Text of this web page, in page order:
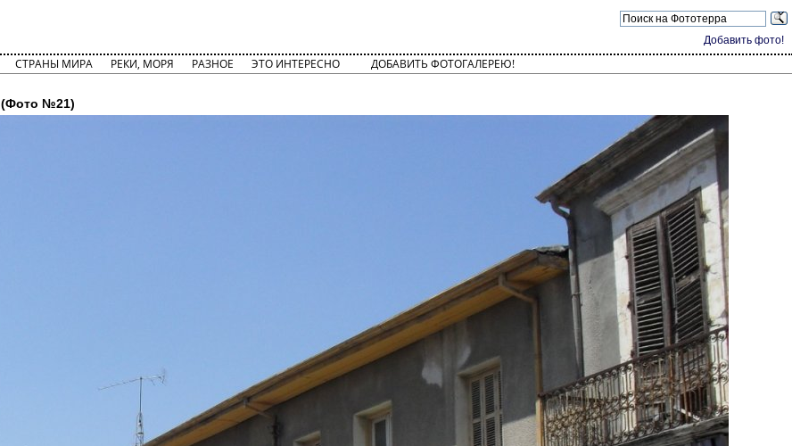
Добавить фото!
СТРАНЫ МИРА РЕКИ, МОРЯ РАЗНОЕ ЭТО ИНТЕРЕСНО ДОБАВИТЬ ФОТОГАЛЕРЕЮ!
(Фото №21)